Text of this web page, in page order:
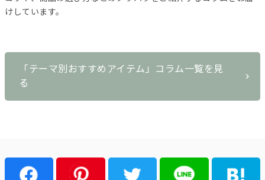
けしています。
「テーマ別おすすめアイテム」コラム一覧を見
る